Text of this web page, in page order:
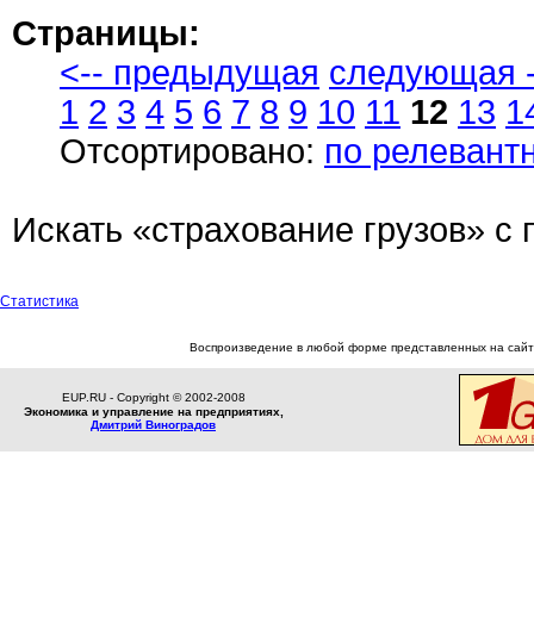
Страницы:
<-- предыдущая следующая
1 2 3 4 5 6 7 8 9 10 11 12 13
Отсортировано: по
Искать «страхование грузов»
Статистика
Воспроизведение в любой форме представленных на
EUP.RU - Copyright © 2002-2008
Экономика и управление на предприятиях,
Дмитрий Виноградов